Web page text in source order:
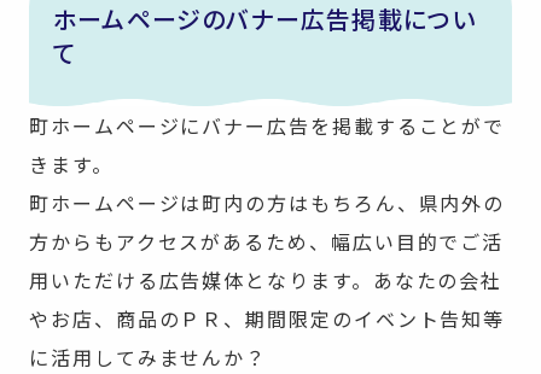
ホームページのバナー広告掲載につい
て
町ホームページにバナー広告を掲載することがで
きます。
町ホームページは町内の方はもちろん、県内外の
方からもアクセスがあるため、幅広い目的でご活
用いただける広告媒体となります。あなたの会社
やお店、商品のＰＲ、期間限定のイベント告知等
に活用してみませんか？